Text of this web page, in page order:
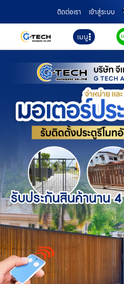
ติดต่อเรา เข้าสู่ระบบ
เมนู